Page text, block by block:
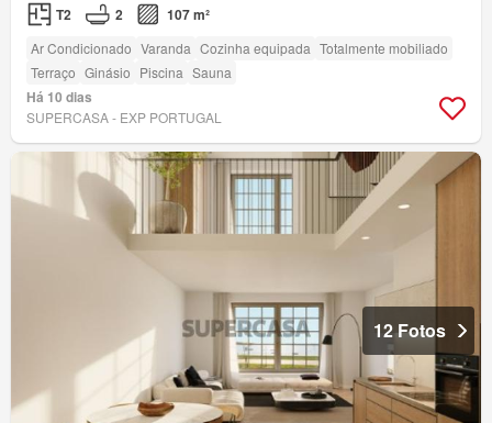
T2 2 107 m²
Ar Condicionado Varanda Cozinha equipada Totalmente mobiliado
Terraço Ginásio Piscina Sauna
Há 10 dias
SUPERCASA - EXP PORTUGAL
12 Fotos